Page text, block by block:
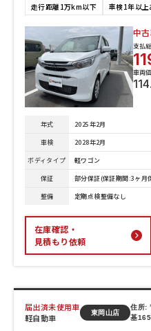
走行距離1万km以下 車検1年以上
中
支払
車両
年式 2025年2月
車検
2028年2月
ボディタイプ
軽ワゴン
保証
部分保証(保証期間:3ヶ
整備
定期点検整備なし
在庫確認・
見積もり依頼
届出済未使用車
軽自動車
東岡山店
住所:
基